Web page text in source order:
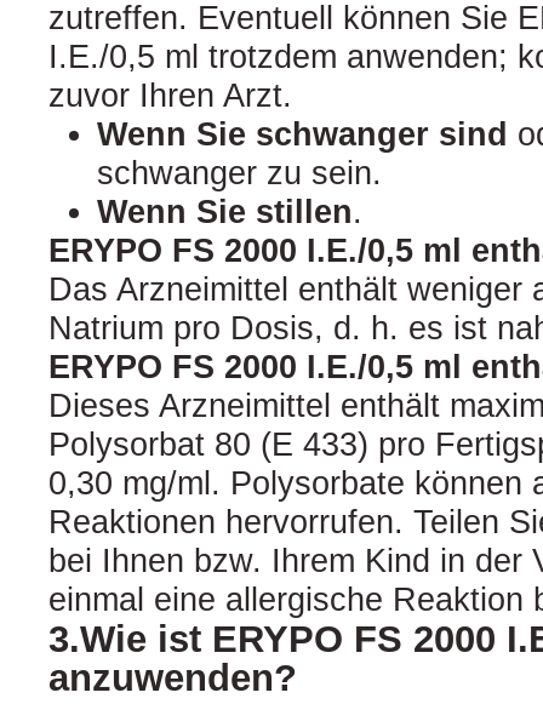
zutreffen. Eventuell können Sie
I.E./0,5 ml trotzdem anwenden;
zuvor Ihren Arzt.
Wenn Sie schwanger sind
schwanger zu sein.
Wenn Sie stillen.
ERYPO FS 2000 I.E./0,5 ml
Das Arzneimittel enthält weniger
Natrium pro Dosis, d. h. es ist
ERYPO FS 2000 I.E./0,5 ml
Dieses Arzneimittel enthält
Polysorbat 80 (E 433) pro
0,30 mg/ml. Polysorbate können
Reaktionen hervorrufen. Teilen
bei Ihnen bzw. Ihrem Kind in der
einmal eine allergische Reaktion
3.Wie ist ERYPO FS 2000
anzuwenden?